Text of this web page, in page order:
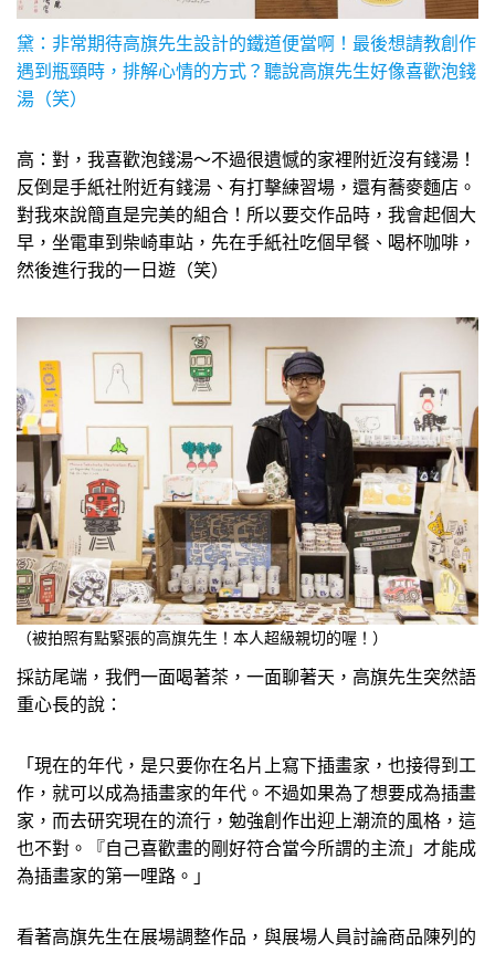
黛：非常期待高旗先生設計的鐵道便當啊！最後想請教創作
遇到瓶頸時，排解心情的方式？聽說高旗先生好像喜歡泡錢
湯（笑）
高：對，我喜歡泡錢湯～不過很遺憾的家裡附近沒有錢湯！
反倒是手紙社附近有錢湯、有打擊練習場，還有蕎麥麵店。
對我來說簡直是完美的組合！所以要交作品時，我會起個大
早，坐電車到柴崎車站，先在手紙社吃個早餐、喝杯咖啡，
然後進行我的一日遊（笑）
（被拍照有點緊張的高旗先生！本人超級親切的喔！）
採訪尾端，我們一面喝著茶，一面聊著天，高旗先生突然語
重心長的說：
「現在的年代，是只要你在名片上寫下插畫家，也接得到工
作，就可以成為插畫家的年代。不過如果為了想要成為插畫
家，而去研究現在的流行，勉強創作出迎上潮流的風格，這
也不對。『自己喜歡畫的剛好符合當今所謂的主流」才能成
為插畫家的第一哩路。」
看著高旗先生在展場調整作品，與展場人員討論商品陳列的